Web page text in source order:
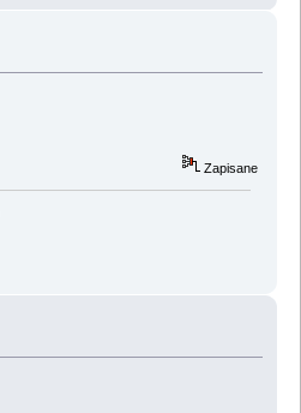
Zapisane